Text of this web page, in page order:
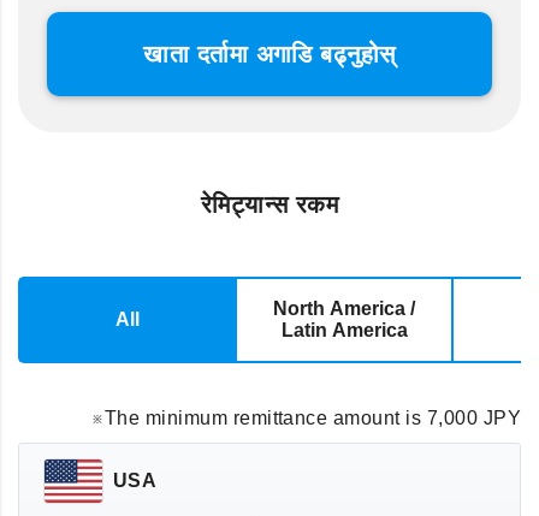
खाता दर्तामा अगाडि बढ्नुहोस्
रेमिट्यान्स रकम
All
North America /
Latin America
※The minimum remittance amount is 7,000 JPY
USA